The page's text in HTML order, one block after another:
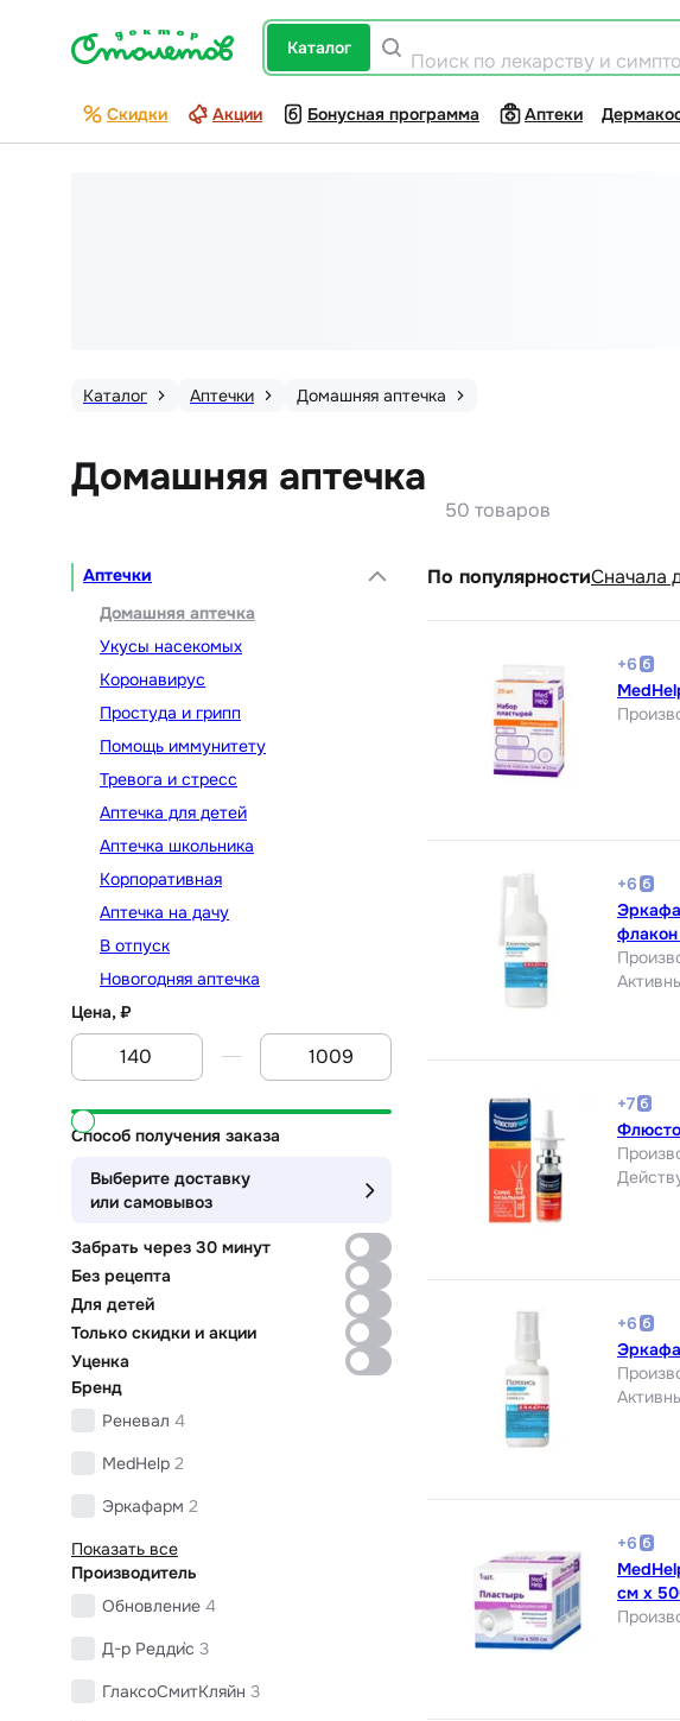
каталог
Поиск по лекарству и
Скидки Акции Бонусная программа Аптеки
Каталог Аптечки Домашняя аптечка
Домашняя аптечка
50 товаров
Аптечки
Домашняя аптечка
Укусы насекомых
Коронавирус
Простуда и грипп
Помощь иммунитету
Тревога и стресс
Аптечка для детей
Аптечка школьника
Корпоративная
Аптечка на дачу
В отпуск
Новогодняя аптечка
Цена, ₽
Способ получения заказа
Выберите доставку
или самовывоз
Забрать через 30 минут
Без рецепта
Для детей
Только скидки и акции
Уценка
Бренд
Реневал 4
MedHelp 2
Эркафарм 2
Показать все
Производитель
Обновление 4
Д-р Редди`с 3
ГлаксоСмитКляйн 3
По популярностиCначала
+6
+6
+7
+6
+6
см х